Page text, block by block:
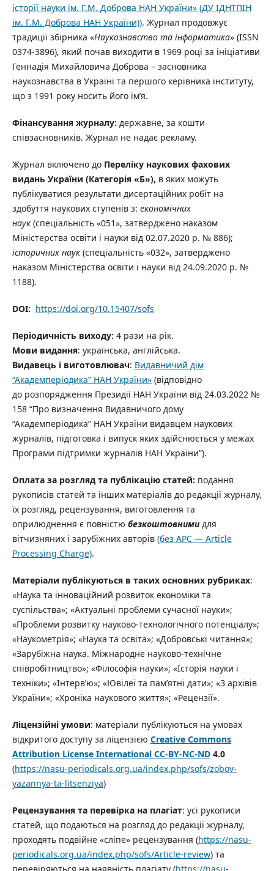
історії науки ім. Г.М. Доброва НАН України»(ДУ ІДНТПІН
ім. Г.М. Доброва НАН України)). Журнал продовжує
традиції збірника «Наукознавство та інформатика» (ISSN
0374-3896), який почав виходити в 1969 році за ініціативи
Геннадія Михайловича Доброва – засновника
наукознавства в Україні та першого керівника інституту,
що з 1991 року носить його ім’я.
Фінансування журналу: державне, за кошти
співзасновників. Журнал не надає рекламу.
Журнал включено до Переліку наукових фахових
видань України (Категорія «Б»), в яких можуть
публікуватися результати дисертаційних робіт на
здобуття наукових ступенів з: економічних
наук(спеціальність «051», затверджено наказом
Міністерства освіти і науки від 02.07.2020 р. № 886);
історичних наук(спеціальність «032», затверджено
наказом Міністерства освіти і науки від 24.09.2020 р. №
1188).
DOI: https://doi.org/10.15407/sofs
Періодичність виходу: 4 рази на рік.
Мови видання: українська, англійська.
Видавець і виготовлювач: Видавничий дім
“Академперіодика” НАН України»(відповідно
до розпорядження Президії НАН України від 24.03.2022 №
158 “Про визначення Видавничого дому
“Академперіодика” НАН України видавцем наукових
журналів, підготовка і випуск яких здійснюється у межах
Програми підтримки журналів НАН України”).
Оплата за розгляд та публікацію статей: подання
рукописів статей та інших матеріалів до редакції журналу,
їх розгляд, рецензування, виготовлення та
оприлюднення є повністю безкоштовнимидля
вітчизняних і зарубіжних авторів (без АРС — Article
Processing Charge).
Матеріали публікуються в таких основних рубриках:
«Наука та інноваційний розвиток економіки та
суспільства»; «Актуальні проблеми сучасної науки»;
«Проблеми розвитку науково-технологічного потенціалу»;
«Наукометрія»; «Наука та освіта»; «Добровські читання»;
«Зарубіжна наука. Міжнародне науково-технічне
співробітництво»; «Філософія науки»; «Історія науки і
техніки»; «Інтерв’ю»; «Ювілеї та пам’ятні дати»; «З архівів
України»; «Хроніка наукового життя»; «Рецензії».
Ліцензійні умови: матеріали публікуються на умовах
відкритого доступу за ліцензією Creative Commons
Attribution License International CC-BY-NC-ND 4.0
(https://nasu-periodicals.org.ua/index.php/sofs/zobov-
yazannya-ta-litsenziya)
Рецензування та перевірка на плагіат: усі рукописи
статей, що подаються на розгляд до редакції журналу,
проходять подвійне «сліпе» рецензування (https://nasu-
periodicals.org.ua/index.php/sofs/Article-review) та